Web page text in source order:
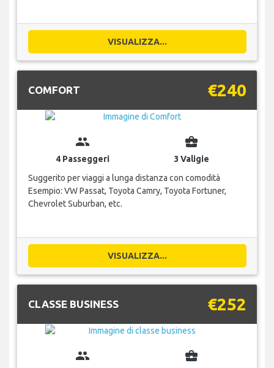
VISUALIZZA...
COMFORT €240
group
4 Passeggeri
business_center
3 Valigie
Suggerito per viaggi a lunga distanza con comodità
Esempio: VW Passat, Toyota Camry, Toyota Fortuner,
Chevrolet Suburban, etc.
VISUALIZZA...
CLASSE BUSINESS €252
group business_center